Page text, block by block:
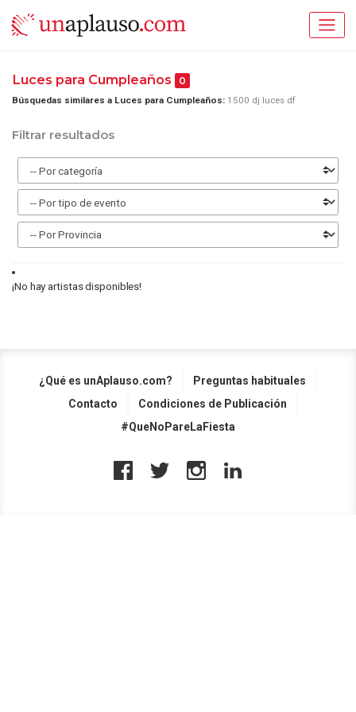
Luces para Cumpleaños 0
Búsquedas similares a Luces para Cumpleaños: 1500 dj luces df
Filtrar resultados
¡No hay artistas disponibles!
¿Qué es unAplauso.com?
Preguntas habituales
Contacto
Condiciones de Publicación
#QueNoPareLaFiesta